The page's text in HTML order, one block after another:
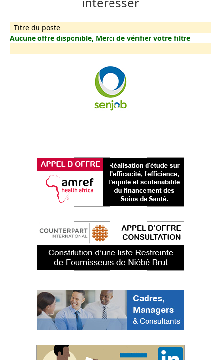
Titre du poste
Aucune offre disponible, Merci de vérifier votre filtre